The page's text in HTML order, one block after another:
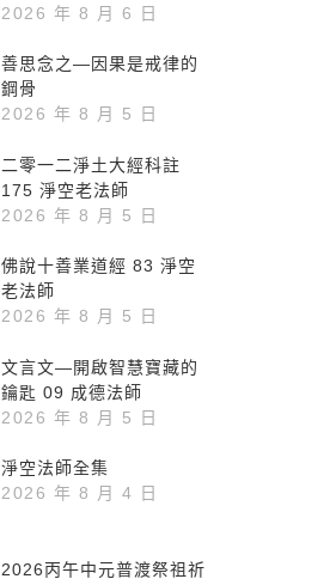
2026 年 8 月 6 日
善思念之—因果是戒律的
鋼骨
2026 年 8 月 5 日
二零一二淨土大經科註
175 淨空老法師
2026 年 8 月 5 日
佛說十善業道經 83 淨空
老法師
2026 年 8 月 5 日
文言文—開啟智慧寶藏的
鑰匙 09 成德法師
2026 年 8 月 5 日
淨空法師全集
2026 年 8 月 4 日
2026丙午中元普渡祭祖祈